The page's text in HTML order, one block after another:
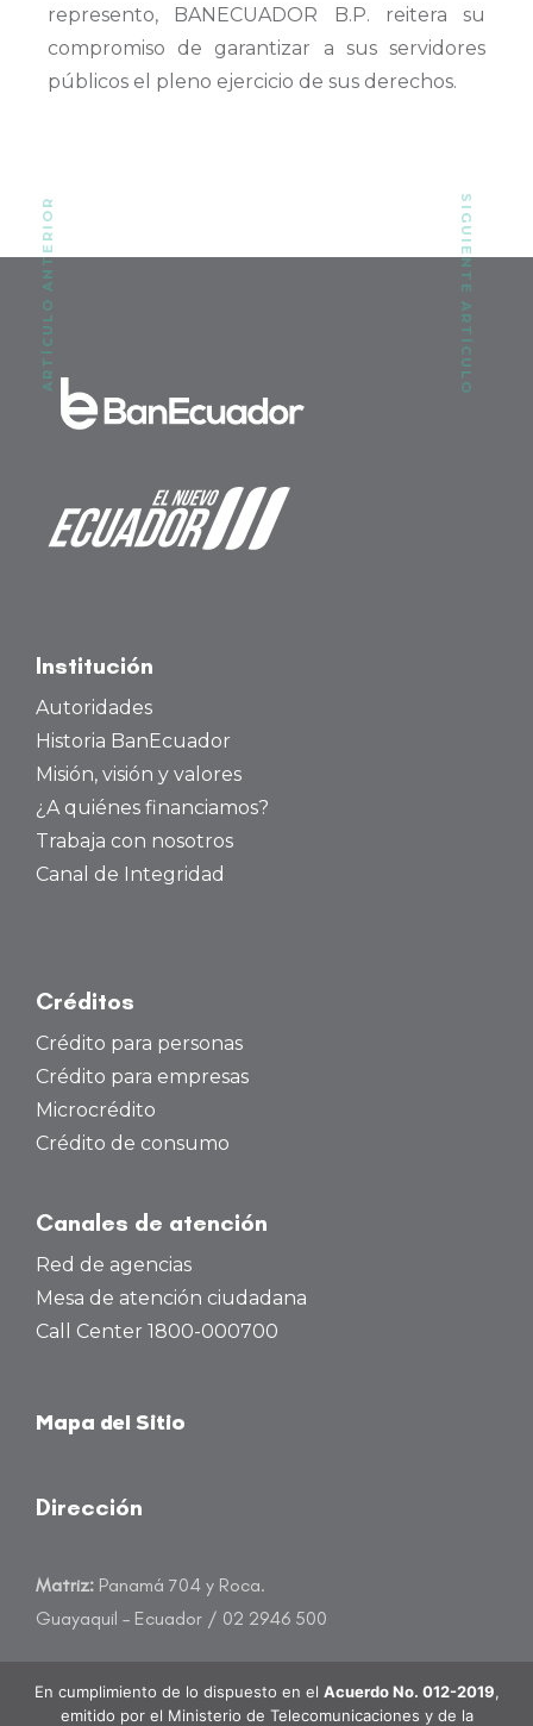
represento, BANECUADOR B.P. reitera su
compromiso de garantizar a sus servidores
públicos el pleno ejercicio de sus derechos.
ARTÍCULO ANTERIOR SIGUIENTE ARTÍCULO
Institución
Autoridades
Historia BanEcuador
Misión, visión y valores
¿A quiénes financiamos?
Trabaja con nosotros
Canal de Integridad
Créditos
Crédito para personas
Crédito para empresas
Microcrédito
Crédito de consumo
Canales de atención
Red de agencias
Mesa de atención ciudadana
Call Center 1800-000700
Mapa del Sitio
Dirección
Matriz: Panamá 704 y Roca.
Guayaquil – Ecuador / 02 2946 500
atencioncliente@banecuador.fin.ec
En cumplimiento de lo dispuesto en el Acuerdo No. 012-2019,
emitido por el Ministerio de Telecomunicaciones y de la